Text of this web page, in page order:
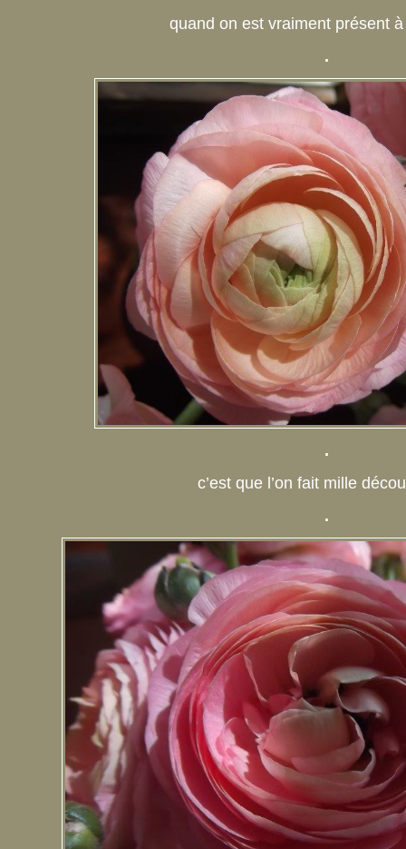
quand on est vraiment présent
.
.
c’est que l’on fait mille
.